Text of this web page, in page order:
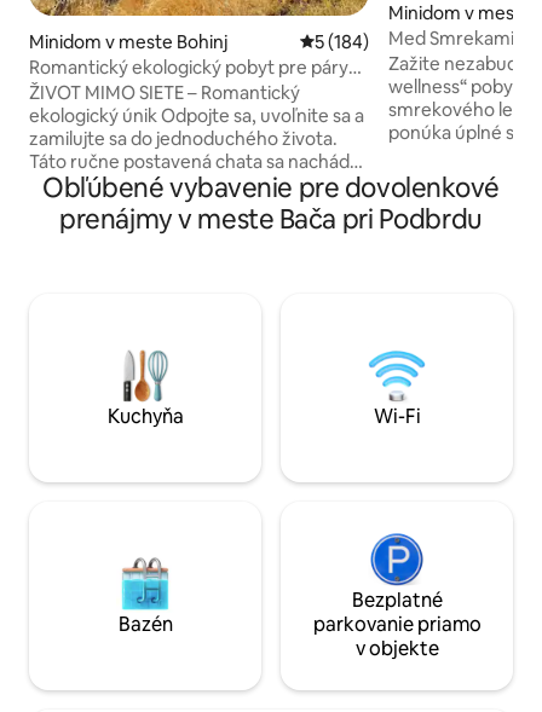
Minidom v meste Bohinj Priemerné ohodnotenie 5 z
5 (184)
Romantický ekologický pobyt pre páry
mimo civilizácie
ŽIVOT MIMO SIETE – Romantický
ekologický únik Odpojte sa, uvoľnite sa a
zamilujte sa do jednoduchého života.
Táto ručne postavená chata sa nachádza
na 1,5 akroch súkromného pozemku a
vyzýva vás, aby ste spomalili. Zažite čaro
bývania mimo siete: útulné priestory,
divočinou, voľne žijúcimi zvieratami a
úchvatnými vrcholmi nad Bohinjským
jazerom. POSLEDNÚ ČASŤ CESTY JE
MOŽNÉ ABSOLVOVAŤ LEN S NAŠOU
Minidom v meste
Gorenjskem
Med Smrekami |
kúpeľné útočisko
Zažite
wellness“ pobyt v
smrekového
ponúka úplné
romantickej
panoramatickým
masážnym
luxusné
blízkosti hôr.
RNO ID: 108171
Obľúbené vybavenie pre dovolenkové
prenájmy v meste Bača pri Podbrdu
Kuchyňa Wi-Fi
Bazén
Bezplatné
parkovanie priamo
v objekte